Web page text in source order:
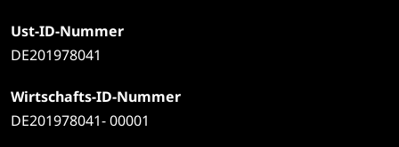
Ust-ID-Nummer
DE201978041
Wirtschafts-ID-Nummer
DE201978041- 00001